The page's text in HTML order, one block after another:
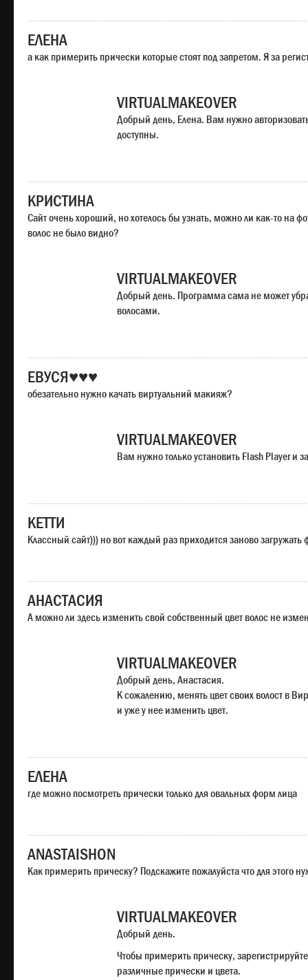
ЕЛЕНА
а как примерить прически которые стоят под запретом. Я за
VIRTUALMAKEOVER
Добрый день, Елена. Вам нужно
доступны.
КРИСТИНА
Сайт очень хороший, но хотелось бы узнать, можно ли как-то на
волос не было видно?
VIRTUALMAKEOVER
Добрый день. Программа сама не может
волосами.
ЕВУСЯ♥♥♥
обезательно нужно качать виртуальний макияж?
VIRTUALMAKEOVER
Вам нужно только установить Flash Player и
КЕТТИ
Классный сайт))) но вот каждый раз приходится заново
АНАСТАСИЯ
А можно ли здесь изменить свой собственный цвет волос не
VIRTUALMAKEOVER
Добрый день, Анастасия.
К сожалению, менять цвет своих волост в
и уже у нее изменить цвет.
ЕЛЕНА
где можно посмотреть прически только для овальных форм лица
ANASTAISHON
Как примерить прическу? Подскажите пожалуйста что для этого
VIRTUALMAKEOVER
Добрый день.
Чтобы примерить прическу,
различные прически и цвета.